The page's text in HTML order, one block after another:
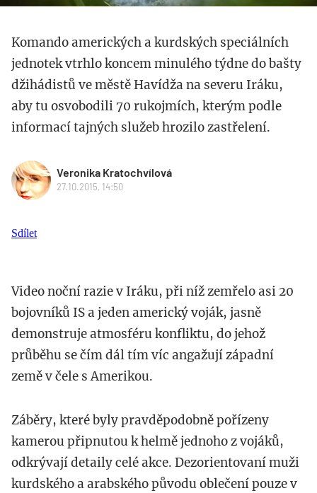
Komando amerických a kurdských speciálních
jednotek vtrhlo koncem minulého týdne do bašty
džihádistů ve městě Havídža na severu Iráku,
aby tu osvobodili 70 rukojmích, kterým podle
informací tajných služeb hrozilo zastřelení.
Veronika Kratochvílová
27.10.2015, 14:50
Sdílet
Video noční razie v Iráku, při níž zemřelo asi 20
bojovníků IS a jeden americký voják, jasně
demonstruje atmosféru konfliktu, do jehož
průběhu se čím dál tím víc angažují západní
země v čele s Amerikou.
Záběry, které byly pravděpodobně pořízeny
kamerou připnutou k helmě jednoho z vojáků,
odkrývají detaily celé akce. Dezorientovaní muži
kurdského a arabského původu oblečení pouze v